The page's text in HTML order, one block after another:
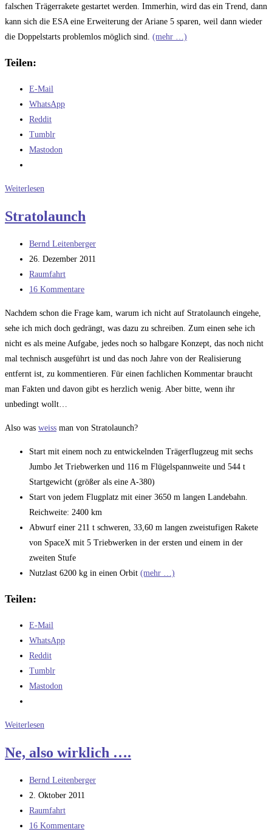
falschen Trägerrakete gestartet werden. Immerhin, wird das ein Trend, dann
kann sich die ESA eine Erweiterung der Ariane 5 sparen, weil dann wieder
die Doppelstarts problemlos möglich sind. (mehr …)
Teilen:
E-Mail
WhatsApp
Reddit
Tumblr
Mastodon
Weiterlesen
den
Stratolaunch
Beitrags-
Autor:
Bernd Leitenberger
Beitrag
veröffentlicht:
26. Dezember 2011
Beitrags-
Kategorie:
Raumfahrt
Beitrags-
16 Kommentare
Nachdem schon die Frage kam, warum ich nicht auf Stratolaunch eingehe,
sehe ich mich doch gedrängt, was dazu zu schreiben. Zum einen sehe ich
nicht es als meine Aufgabe, jedes noch so halbgare Konzept, das noch nicht
mal technisch ausgeführt ist und das noch Jahre von der Realisierung
entfernt ist, zu kommentieren. Für einen fachlichen Kommentar braucht
man Fakten und davon gibt es herzlich wenig. Aber bitte, wenn ihr
unbedingt wollt…
Also was weiss man von Stratolaunch?
Start mit einem noch zu entwickelnden Trägerflugzeug mit sechs
Jumbo Jet Triebwerken und 116 m Flügelspannweite und 544 t
Startgewicht (größer als eine A-380)
Start von jedem Flugplatz mit einer 3650 m langen Landebahn.
Reichweite: 2400 km
Abwurf einer 211 t schweren, 33,60 m langen zweistufigen Rakete
von SpaceX mit 5 Triebwerken in der ersten und einem in der
zweiten Stufe
Nutzlast 6200 kg in einen Orbit (mehr …)
Teilen:
E-Mail
WhatsApp
Reddit
Tumblr
Mastodon
Weiterlesen
Ne, also wirklich ….
Beitrags-
Autor:
Bernd Leitenberger
Beitrag
veröffentlicht:
2. Oktober 2011
Beitrags-
Kategorie:
Raumfahrt
Beitrags-
16 Kommentare